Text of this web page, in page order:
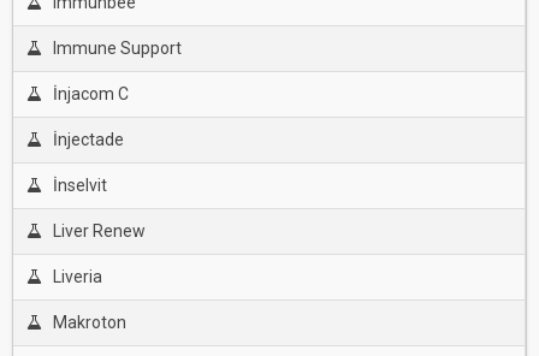
Immune Support
İnjacom C
İnjectade
İnselvit
Liver Renew
Liveria
Makroton